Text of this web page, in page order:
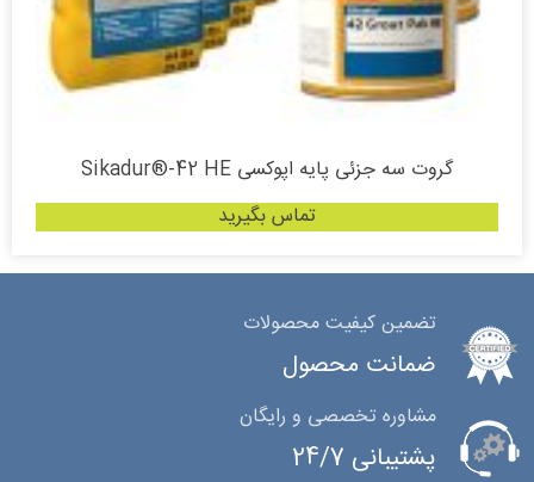
گروت سه جزئی پایه اپوکسی Sikadur®-42 HE
تماس بگیرید
تضمین کیفیت محصولات
ضمانت محصول
مشاوره تخصصی و رایگان
پشتیبانی 24/7